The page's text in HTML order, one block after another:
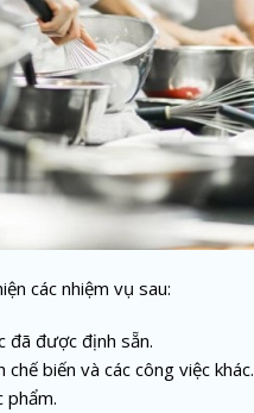
các nhiệm vụ sau:
đã được định sẵn.
biến và các công việc khác.
phẩm.